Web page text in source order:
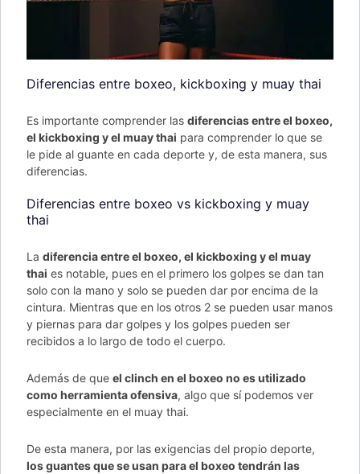
Diferencias entre boxeo, kickboxing y muay thai
Es importante comprender las diferencias entre el boxeo,
el kickboxing y el muay thai para comprender lo que se
le pide al guante en cada deporte y, de esta manera, sus
diferencias.
Diferencias entre boxeo vs kickboxing y muay
thai
La diferencia entre el boxeo, el kickboxing y el muay
thai es notable, pues en el primero los golpes se dan tan
solo con la mano y solo se pueden dar por encima de la
cintura. Mientras que en los otros 2 se pueden usar manos
y piernas para dar golpes y los golpes pueden ser
recibidos a lo largo de todo el cuerpo.
Además de que el clinch en el boxeo no es utilizado
como herramienta ofensiva, algo que sí podemos ver
especialmente en el muay thai.
De esta manera, por las exigencias del propio deporte,
los guantes que se usan para el boxeo tendrán las